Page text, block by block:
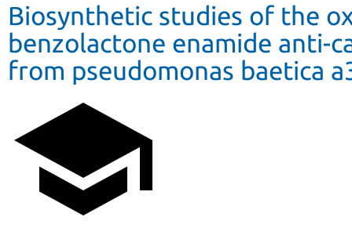
Biosynthetic studies of the
benzolactone enamide anti-
from pseudomonas baetica